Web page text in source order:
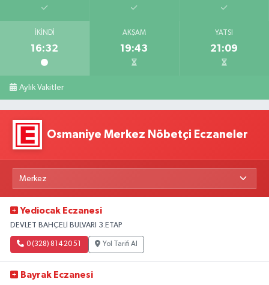
İKINDI
16:32
AKŞAM
19:43
YATSI
21:09
Aylık Vakitler
Osmaniye Merkez Nöbetçi Eczaneler
Yediocak Eczanesi
DEVLET BAHÇELİ BULVARI 3.ETAP
0 (328) 814 20 51 Yol Tarifi Al
Bayrak Eczanesi